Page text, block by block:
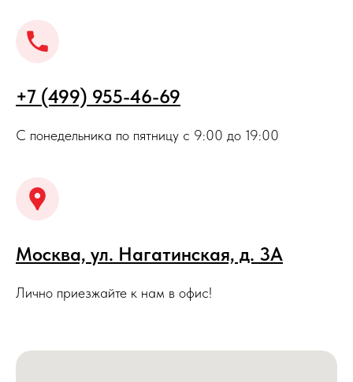
+7 (499) 955-46-69
С понедельника по пятницу с 9:00 до 19:00
Москва, ул. Нагатинская, д. 3A
Лично приезжайте к нам в офис!